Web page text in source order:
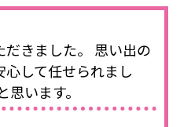
きました。 思い出の
して任せられまし
います。